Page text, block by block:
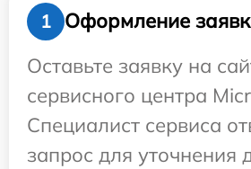
1
Оформление
Оставьте заявку на
сервисного центра
Специалист сервиса
запрос для уточнения